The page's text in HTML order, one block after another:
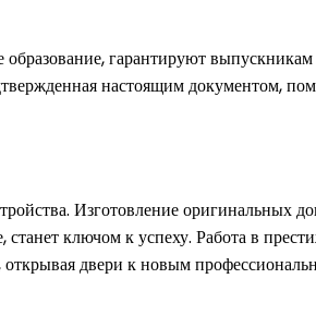
гарантируют
настоящим документом,
Изготовление оригинальных
ключом к успеху. Работа в
двери к новым